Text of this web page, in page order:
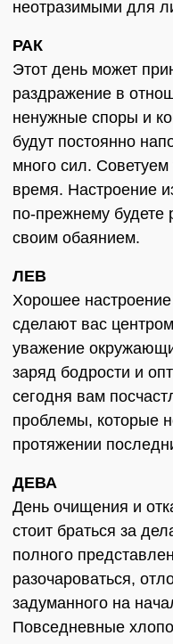
неотразимыми для
РАК
Этот день может
раздражение в
ненужные споры и
будут постоянно
много сил. Советуем
время. Настроение
по-прежнему будете
своим обаянием.
ЛЕВ
Хорошее
сделают вас
уважение
заряд бодрости и
сегодня вам
проблемы, которые
протяжении
ДЕВА
День очищения и
стоит браться за
полного
разочароваться,
задуманного на
Повседневные